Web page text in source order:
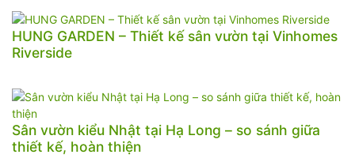
HUNG GARDEN – Thiết kế sân vườn tại Vinhomes
Riverside
Sân vườn kiểu Nhật tại Hạ Long – so sánh giữa
thiết kế, hoàn thiện